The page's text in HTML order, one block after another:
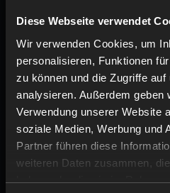
Diese Webseite verwendet
Wir verwenden Cookies, um
personalisieren, Funktionen
zu können und die Zugriffe
analysieren. Außerdem geben
Verwendung unserer Website
soziale Medien, Werbung und
Partner führen diese
weiteren Daten zusammen,
haben oder die sie im
SICHERHEIT
DDoS-